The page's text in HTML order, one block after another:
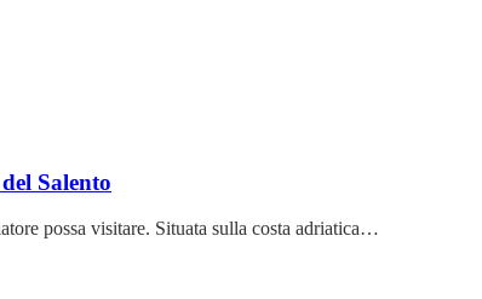
Salento
possa visitare. Situata sulla costa adriatica…